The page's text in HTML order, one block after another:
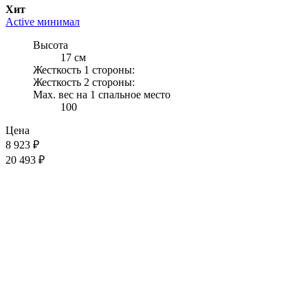
Хит
Active минимал
Высота
17 см
Жесткость 1 стороны:
Жесткость 2 стороны:
Max. вес на 1 спальное место
100
Цена
8 923 ₽
20 493 ₽